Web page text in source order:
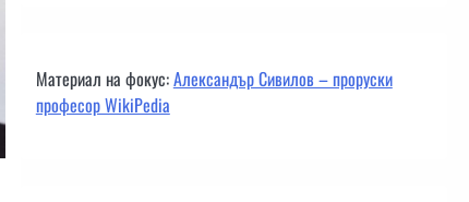
Материал на фокус:Александър Сивилов – проруски
професор WikiPedia